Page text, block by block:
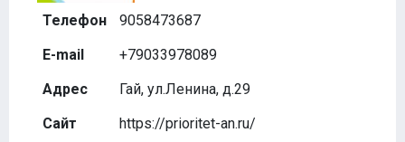
Телефон
9058473687
E-mail
+79033978089
Адрес
Гай, ул.Ленина, д.29
Сайт
https://prioritet-an.ru/